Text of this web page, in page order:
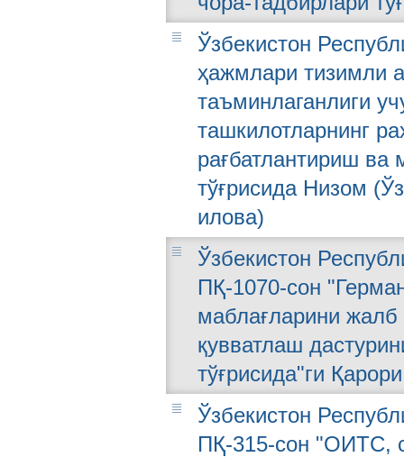
Ўзбекистон
ҳажмлари тизимли
таъминлаганлиги
ташкилотларнинг
рағбатлантириш ва
тўғрисида Низом
илова)
Ўзбекистон
ПҚ-1070-сон
маблағларини жалб
қувватлаш
тўғрисида"ги Қарори
Ўзбекистон
ПҚ-315-сон "ОИТС,